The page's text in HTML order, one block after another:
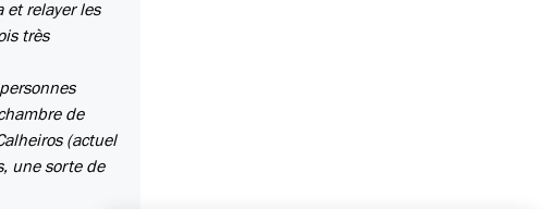
et relayer les
très
de
(actuel
une sorte de